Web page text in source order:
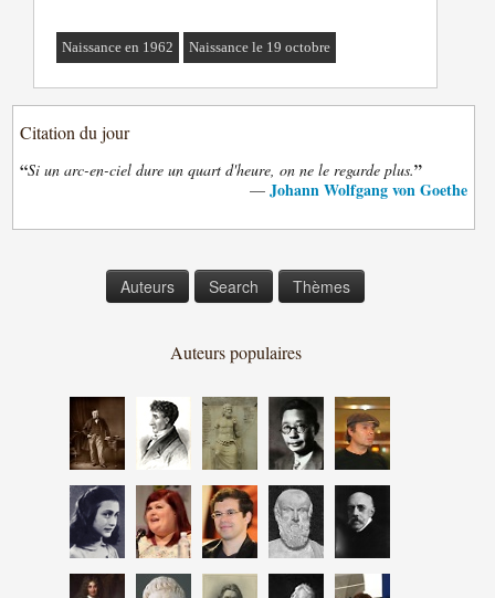
Naissance en 1962 Naissance le 19 octobre
Citation du jour
“Si un arc-en-ciel dure un quart d'heure, on ne le regarde plus.”
— Johann Wolfgang von Goethe
Auteurs Search Thèmes
Auteurs populaires